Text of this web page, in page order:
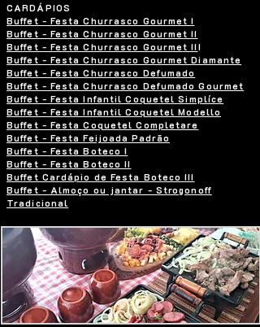
CARDÁPIOS
Buffet - Festa Churrasco Gourmet I
Buffet - Festa Churrasco Gourmet II
Buffet - Festa Churrasco Gourmet III
Buffet - Festa Churrasco Gourmet Diamante
Buffet - Festa Churrasco Defumado
Buffet - Festa Churrasco Defumado Gourmet
Buffet - Festa Infantil Coquetel Simplíce
Buffet - Festa Infantil Coquetel Modello
Buffet - Festa Coquetel Completare
Buffet - Festa Feijoada Padrão
Buffet - Festa Boteco I
Buffet - Festa Boteco II
Buffet Cardápio de Festa Boteco III
Buffet - Almoço ou jantar - Strogonoff
Tradicional